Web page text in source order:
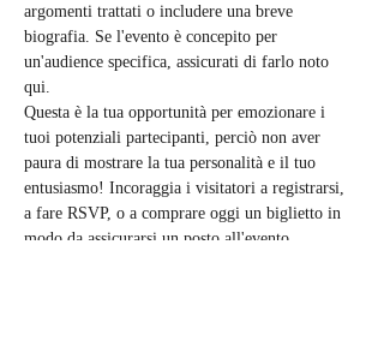
argomenti trattati o includere una breve
biografia. Se l'evento è concepito per
un'audience specifica, assicurati di farlo noto
qui.
Questa è la tua opportunità per emozionare i
tuoi potenziali partecipanti, perciò non aver
paura di mostrare la tua personalità e il tuo
entusiasmo! Incoraggia i visitatori a registrarsi,
a fare RSVP, o a comprare oggi un biglietto in
modo da assicurarsi un posto all'evento.